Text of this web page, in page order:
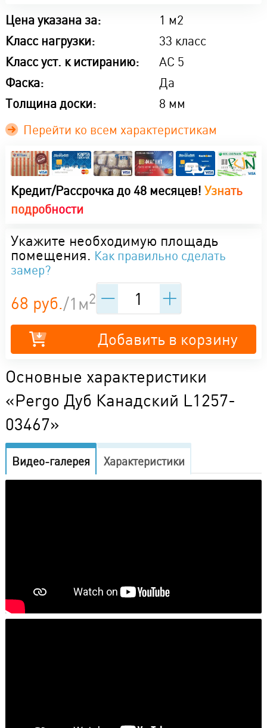
Цена указана за:
1 м2
Класс нагрузки:
33 класс
Класс уст. к истиранию:
AC 5
Фаска:
Да
Толщина доски:
8 мм
Перейти ко всем характеристикам
Кредит/Рассрочка до 48 месяцев! Узнать
подробности
Укажите необходимую площадь
помещения. Как правильно сделать
замер?
68 руб./1м2
Добавить в корзину
Основные характеристики
«Pergo Дуб Канадский L1257-
03467»
Видео-галерея Характеристики